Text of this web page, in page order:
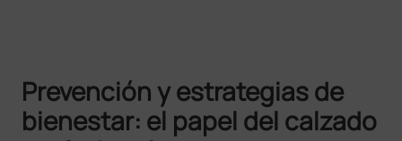
Prevención y estrategias de
bienestar: el papel del calzado